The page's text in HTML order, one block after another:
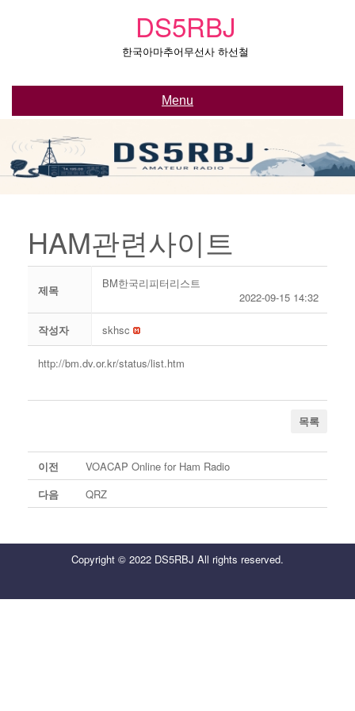
DS5RBJ
한국아마추어무선사 하선철
Menu
HAM관련사이트
제목
BM한국리피터리스트
2022-09-15 14:32
작성자 skhsc
http://bm.dv.or.kr/status/list.htm
목록
이전
VOACAP Online for Ham Radio
다음
QRZ
Copyright © 2022 DS5RBJ All rights reserved.